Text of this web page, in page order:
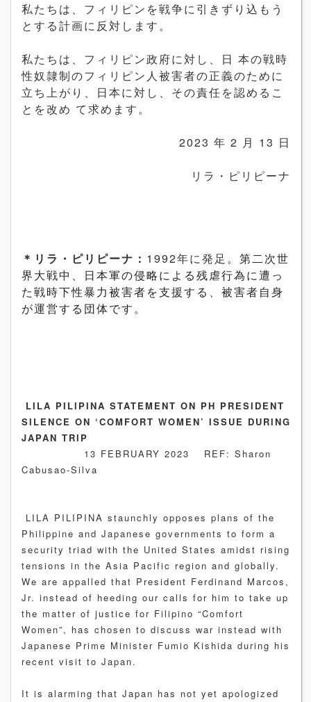
私たちは、フィリピンを戦争に引きずり込もう
とする計画に反対します。
私たちは、フィリピン政府に対し、日 本の戦時
性奴隷制のフィリピン人被害者の正義のために
立ち上がり、日本に対し、その責任を認めるこ
とを改め て求めます。
2023 年 2 月 13 日
リラ・ピリピーナ
＊リラ・ピリピーナ： 1992年に発足 。 第二次世
界大戦中、日本軍の侵略による残虐行為に遭っ
た戦時下性暴力被害者を支援する、被害者自身
が運営する団体です。
LILA PILIPINA STATEMENT ON PH PRESIDENT
SILENCE ON ‘COMFORT WOMEN’ ISSUE DURING
JAPAN TRIP
13 FEBRUARY 2023 REF: Sharon
Cabusao-Silva
LILA PILIPINA staunchly opposes plans of the
Philippine and Japanese governments to form a
security triad with the United States amidst rising
tensions in the Asia Pacific region and globally.
We are appalled that President Ferdinand Marcos,
Jr. instead of heeding our calls for him to take up
the matter of justice for Filipino “Comfort
Women”, has chosen to discuss war instead with
Japanese Prime Minister Fumio Kishida during his
recent visit to Japan.
It is alarming that Japan has not yet apologized